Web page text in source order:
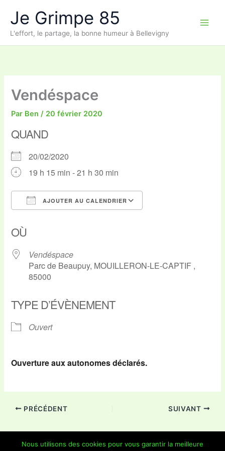
contenu
Je Grimpe 85
L'effort, le partage, la bonne humeur à Bellevigny
Vendéspace
Par Ben/ 20 février 2020
QUAND
20/02/2020
19 h 15 min - 21 h 30 min
AJOUTER AU CALENDRIER
OÙ
Vendéspace
Parc de Beaupuy, MOUILLERON-LE-CAPTIF ,
85000
TYPE D’ÉVÈNEMENT
Ouvert
Ouverture aux autonomes déclarés.
PRÉCÉDENT SUIVANT
Nous utilisons des cookies pour vous garantir la meilleure